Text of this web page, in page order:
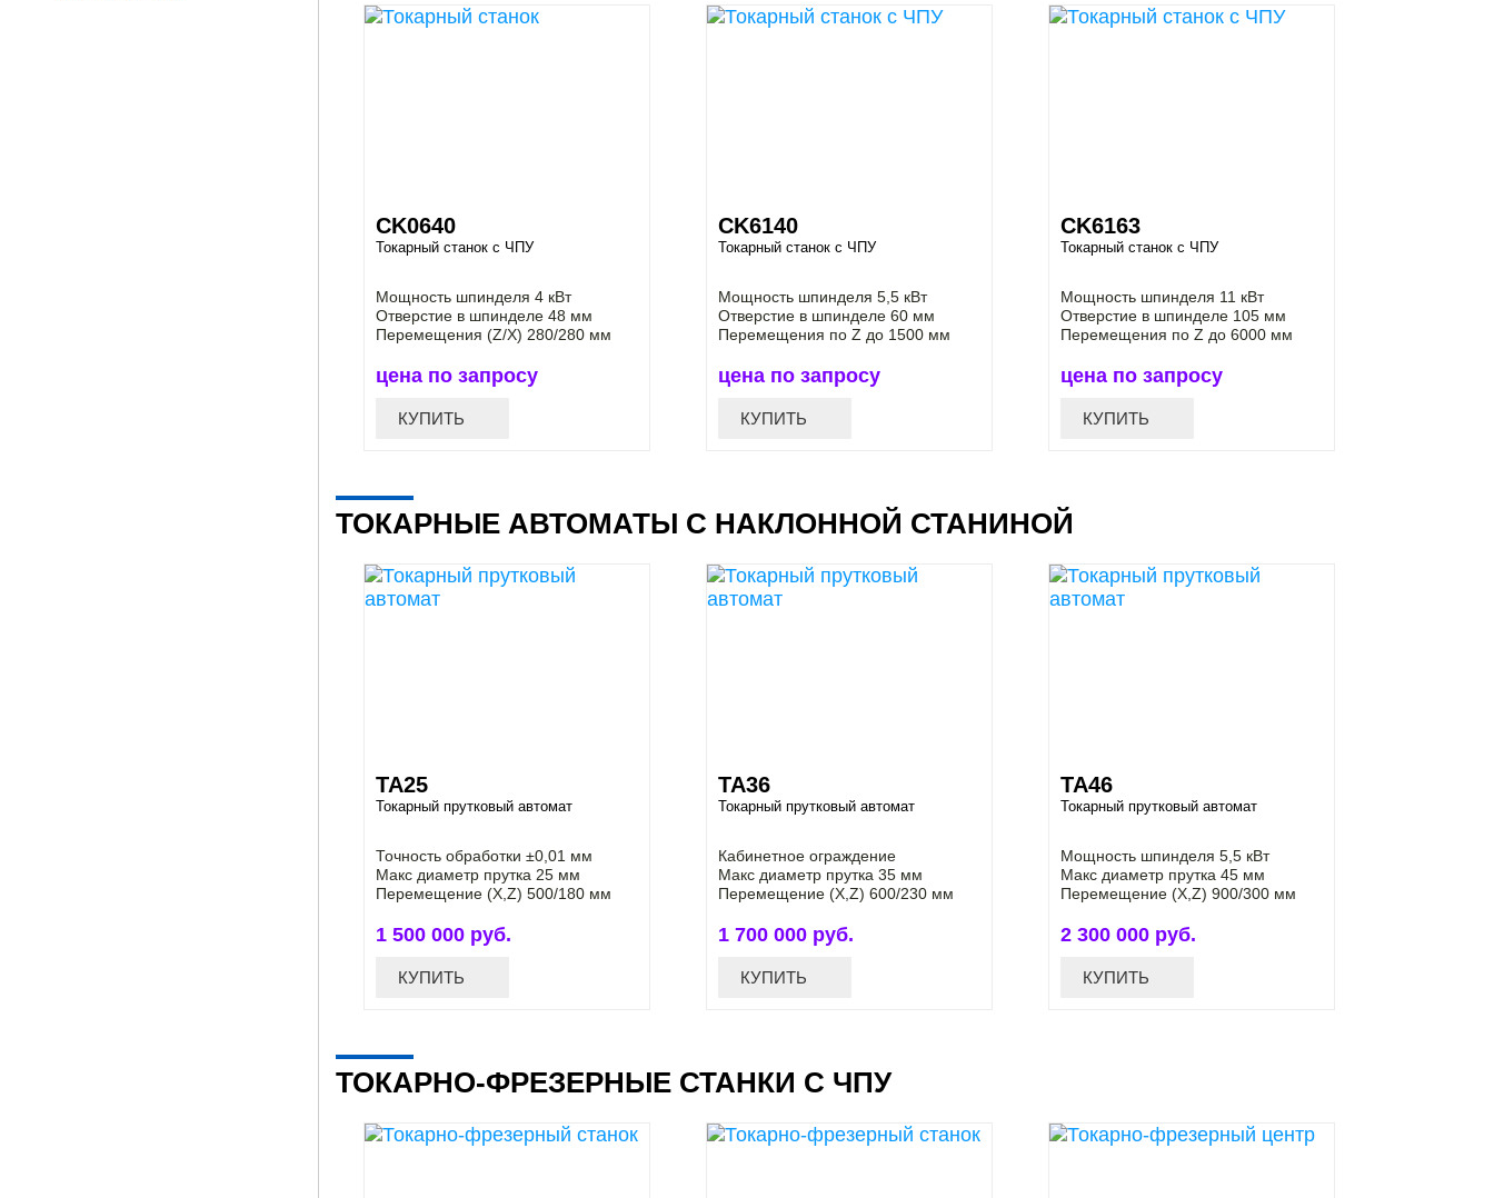
CK0640
Мощность шпинделя 4 кВт
Отверстие в шпинделе 48 мм
Перемещения (Z/X) 280/280 мм
Токарный станок с ЧПУ
цена по запросу
КУПИТЬ
CK6140
Мощность шпинделя 5,5 кВт
Отверстие в шпинделе 60 мм
Перемещения по Z до 1500 мм
Токарный станок с ЧПУ
цена по запросу
КУПИТЬ
CK6163
Мощность шпинделя 11 кВт
Отверстие в шпинделе 105 мм
Перемещения по Z до 6000 мм
Токарный станок с ЧПУ
цена по запросу
КУПИТЬ
ТОКАРНЫЕ АВТОМАТЫ С НАКЛОННОЙ СТАНИНОЙ
ТА25
Точность обработки ±0,01 мм
Макс диаметр прутка 25 мм
Перемещение (Х,Z) 500/180 мм
Токарный прутковый автомат
1 500 000 руб.
КУПИТЬ
ТА36
Кабинетное ограждение
Макс диаметр прутка 35 мм
Перемещение (Х,Z) 600/230 мм
Токарный прутковый автомат
1 700 000 руб.
КУПИТЬ
ТА46
Мощность шпинделя 5,5 кВт
Макс диаметр прутка 45 мм
Перемещение (Х,Z) 900/300 мм
Токарный прутковый автомат
2 300 000 руб.
КУПИТЬ
ТОКАРНО-ФРЕЗЕРНЫЕ СТАНКИ С ЧПУ